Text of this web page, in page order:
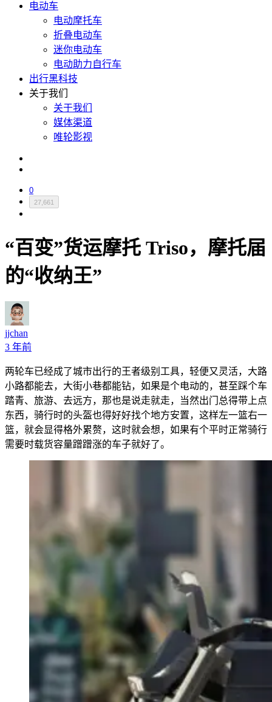
电动车
电动摩托车
折叠电动车
迷你电动车
电动助力自行车
出行黑科技
关于我们
关于我们
媒体渠道
唯轮影视
0
27,661
“百变”货运摩托 Triso，摩托届
的“收纳王”
jjchan
3 年前
两轮车已经成了城市出行的王者级别工具，轻便又灵活，大路
小路都能去，大街小巷都能钻，如果是个电动的，甚至踩个车
踏青、旅游、去远方，那也是说走就走，当然出门总得带上点
东西，骑行时的头盔也得好好找个地方安置，这样左一篮右一
篮，就会显得格外累赘，这时就会想，如果有个平时正常骑行
需要时载货容量蹭蹭涨的车子就好了。